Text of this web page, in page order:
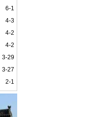
6-1
4-3
4-2
4-2
3-29
3-27
2-1